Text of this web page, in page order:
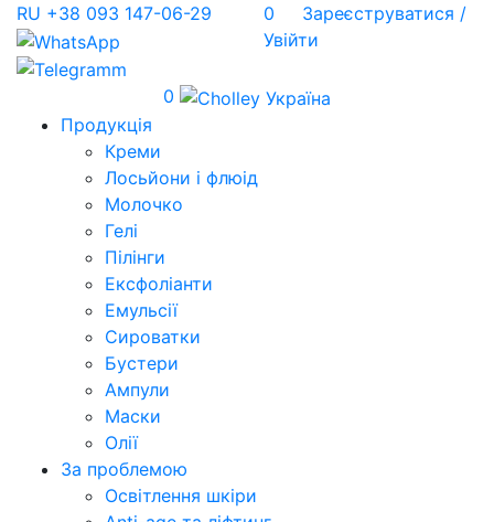
RU +38 093 147-06-29 0
Зареєструватися /
Увійти
0
Продукція
Креми
Лосьйони і флюід
Молочко
Гелі
Пілінги
Ексфоліанти
Емульсії
Сироватки
Бустери
Ампули
Маски
Олії
За проблемою
Освітлення шкіри